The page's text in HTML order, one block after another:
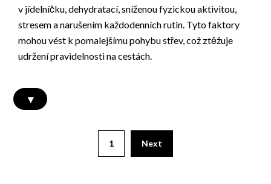
v jídelníčku, dehydratací, sníženou fyzickou aktivitou,
stresem a narušením každodenních rutin. Tyto faktory
mohou vést k pomalejšímu pohybu střev, což ztěžuje
udržení pravidelnosti na cestách.
▾
1 Next